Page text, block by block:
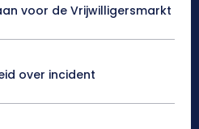
voor de Vrijwilligersmarkt
over incident